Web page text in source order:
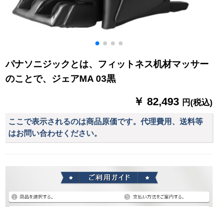
パナソニジックとは、フィットネス机材マッサー
のことで、ジェアMA 03黒
￥ 82,493 円(税込)
ここで表示されるのは商品原価です。代理費用、送料等
はお問い合わせください。